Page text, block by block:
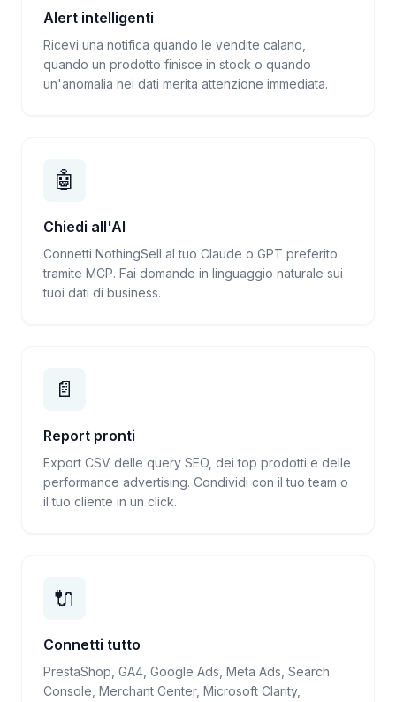
Alert intelligenti
Ricevi una notifica quando le vendite calano,
quando un prodotto finisce in stock o quando
un'anomalia nei dati merita attenzione immediata.
🤖
Chiedi all'AI
Connetti NothingSell al tuo Claude o GPT preferito
tramite MCP. Fai domande in linguaggio naturale sui
tuoi dati di business.
📄
Report pronti
Export CSV delle query SEO, dei top prodotti e delle
performance advertising. Condividi con il tuo team o
il tuo cliente in un click.
🔌
Connetti tutto
PrestaShop, GA4, Google Ads, Meta Ads, Search
Console, Merchant Center, Microsoft Clarity,